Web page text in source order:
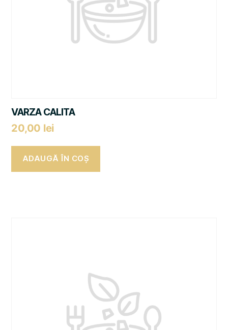
VARZA CALITA
20,00 lei
ADAUGĂ ÎN COȘ